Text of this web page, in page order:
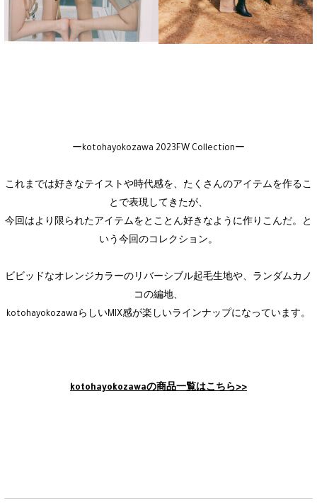
ーkotohayokozawa 2023FW Collectionー
これまでは好きなテイストや時代感を、たくさんのアイテムを作るこ
とで表現してきたが、
今回はより限られたアイテムをとことん好きなように作りこんだ。と
いう今回のコレクション。
ビビッドなオレンジカラーのリバーシブル起毛生地や、ランダムカノ
コの編地、
kotohayokozawaらしいMIX感が楽しいラインナップになっています。
kotohayokozawaの商品一覧はこちら>>